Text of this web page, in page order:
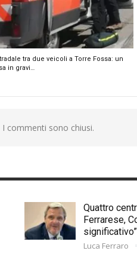
tra due veicoli a Torre Fossa: un
in gravi…
I commenti sono chiusi.
Quattro
Ferrarese,
significativo”
Luca Ferraro